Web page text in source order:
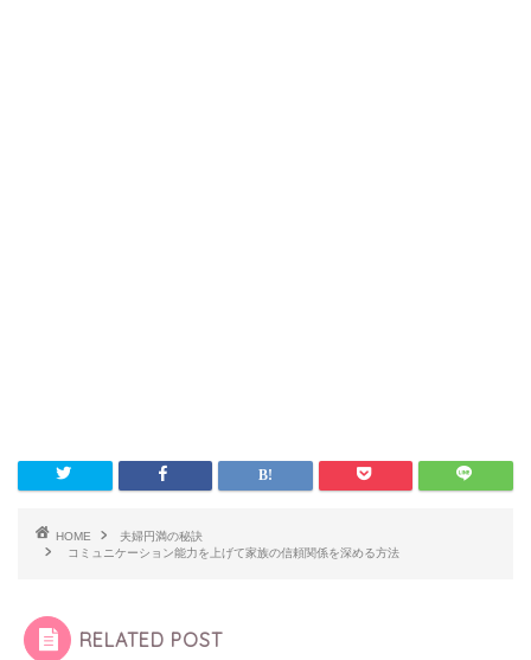
HOME
夫婦円満の秘訣
コミュニケーション能力を上げて家族の信頼関係を深める方法
RELATED POST